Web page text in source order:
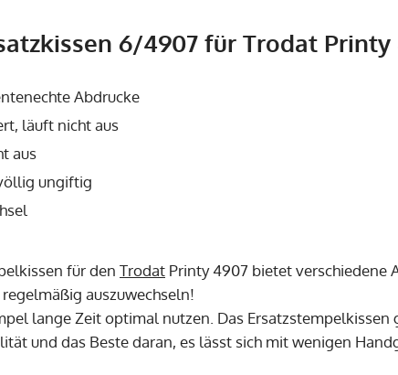
6/4907 für Trodat Printy
Abdrucke
läuft nicht aus
aus
ungiftig
für den Trodat Printy 4907 bietet verschiedene
auszuwechseln!
lange Zeit optimal nutzen. Das
und das Beste daran, es lässt sich mit wenigen